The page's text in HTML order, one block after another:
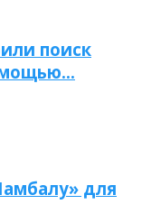
поиск
для